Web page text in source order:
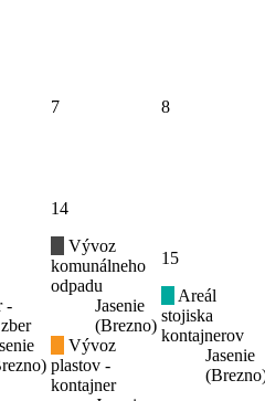
7 8
-
14
Vývoz
komunálneho
odpadu
Jasenie
(Brezno)
Vývoz
plastov -
kontajner
15
Areál
stojiska
kontajnerov
Jasenie